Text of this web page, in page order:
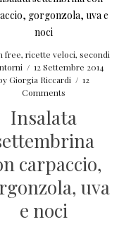
free,ricette veloci,secondi
/ 12 Settembre 2014
Giorgia Riccardi / 12
Comments
Insalata
carpaccio,
uva
e noci